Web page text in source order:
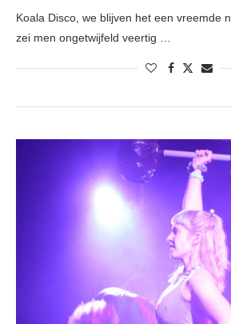
Koala Disco, we blijven het een vreemde
zei men ongetwijfeld veertig …